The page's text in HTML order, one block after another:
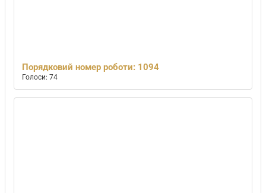
Порядковий номер роботи: 1094
Голоси: 74